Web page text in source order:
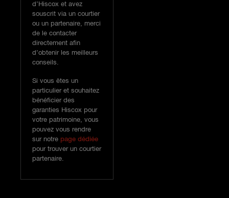
d’Hiscox et avez
souscrit via un courtier
ou un partenaire, merci
de le contacter
directement afin
d’obtenir les meilleurs
conseils.
Si vous êtes un
particulier et souhaitez
bénéficier des
garanties Hiscox pour
votre patrimoine, vous
pouvez vous rendre
sur notre page dédiée
pour trouver un courtier
partenaire.